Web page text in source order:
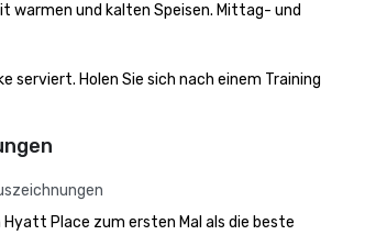
warmen und kalten Speisen. Mittag- und
serviert. Holen Sie sich nach einem Training
Place zum ersten Mal als die beste